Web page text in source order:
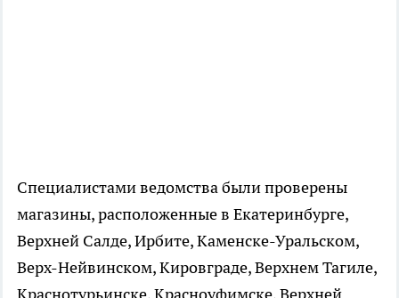
Специалистами ведомства были проверены
магазины, расположенные в Екатеринбурге,
Верхней Салде, Ирбите, Каменске-Уральском,
Верх-Нейвинском, Кировграде, Верхнем Тагиле,
Краснотурьинске, Красноуфимске, Верхней